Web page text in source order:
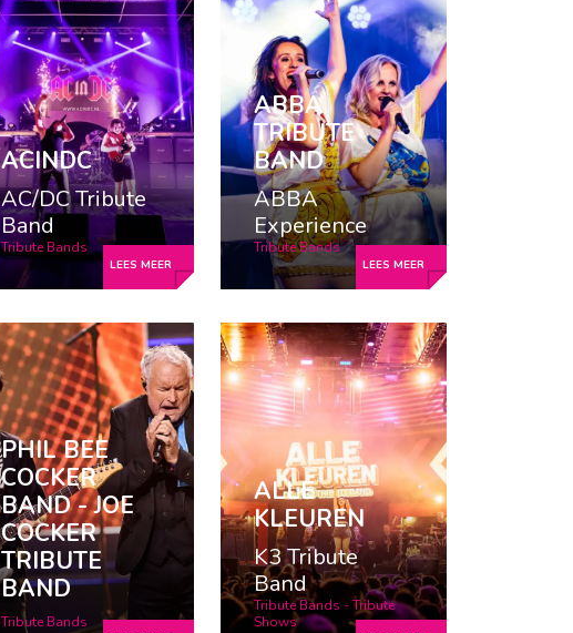
ACINDC
AC/DC Tribute
Band
Tribute Bands
ABBA
TRIBUTE
BAND
ABBA
Experience
Tribute Bands
PHIL BEE
COCKER
BAND - JOE
COCKER
TRIBUTE
BAND
Tribute Bands
ALLE
KLEUREN
K3 Tribute
Band
Tribute Bands - Tribute
Shows